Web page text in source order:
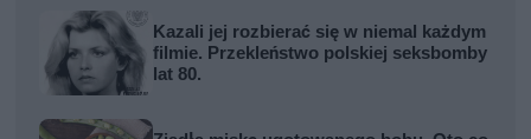
Kazali jej rozbierać się w niemal każdym
filmie. Przekleństwo polskiej seksbomby
lat 80.